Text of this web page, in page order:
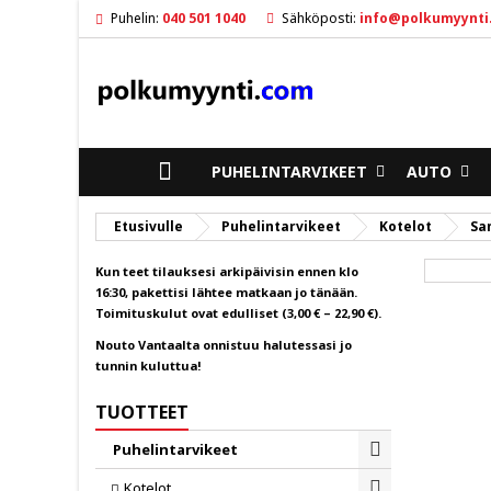
Puhelin: 040 501 1040 Sähköposti:
ETUSIVULLE
PUHELINTARVIKEET AUTO
Etusivulle Puhelintarvikeet Kotelot
Kun teet tilauksesi arkipäivisin ennen klo
16:30, pakettisi lähtee matkaan jo tänään.
Toimituskulut ovat edulliset (3,00 € – 22,90 €).
Nouto Vantaalta onnistuu halutessasi jo
tunnin kuluttua!
TUOTTEET
Puhelintarvikeet
Toggle